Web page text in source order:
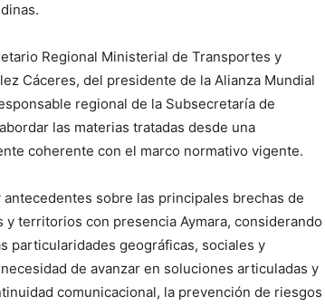
Regional Ministerial de Transportes y
Cáceres, del presidente de la Alianza Mundial
regional de la Subsecretaría de
las materias tratadas desde una
coherente con el marco normativo vigente.
sobre las principales brechas de
territorios con presencia Aymara, considerando
particularidades geográficas, sociales y
de avanzar en soluciones articuladas y
comunicacional, la prevención de riesgos